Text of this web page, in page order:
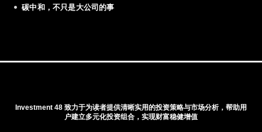
碳中和，不只是大公司的事